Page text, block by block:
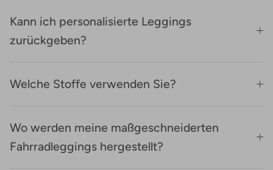
Kann ich personalisierte Leggings
zurückgeben?
Welche Stoffe verwenden Sie?
Wo werden meine maßgeschneiderten
Fahrradleggings hergestellt?